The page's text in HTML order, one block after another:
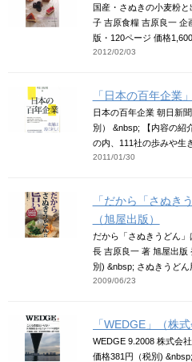
国産・さぬきの小麦粉
子 吉原食糧 吉原良一 企
版・120ページ 価格1,600
2012/02/03
「日本の百年企業
日本の百年企業 朝日新
別） &nbsp; 【内容の紹
の内、111社の歩みや生
2011/01/30
「だから「さぬき
（旭屋出版）
だから「さぬきうどん
長 吉原良一 著 旭屋出版
別) &nbsp; さぬきうどん
2009/06/23
「WEDGE」（株
WEDGE 9.2008 株式会
価格381円（税別)